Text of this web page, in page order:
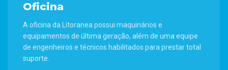
Oficina
A oficina da Litoranea possui maquinários e
equipamentos de última geração, além de uma equipe
de engenheiros e técnicos habilitados para prestar total
suporte.